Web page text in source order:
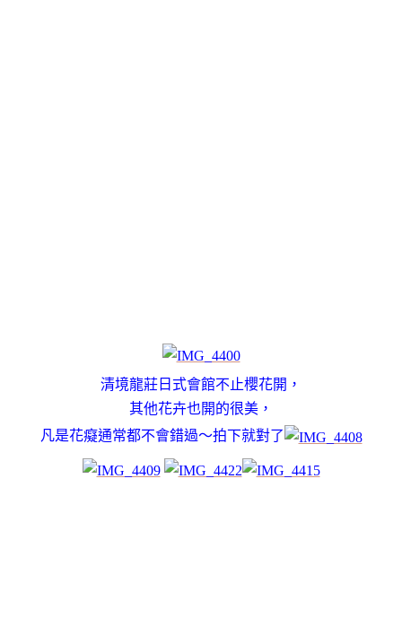
清境龍莊日式會館不止櫻花開，
其他花卉也開的很美，
凡是花癡通常都不會錯過～拍下就對了